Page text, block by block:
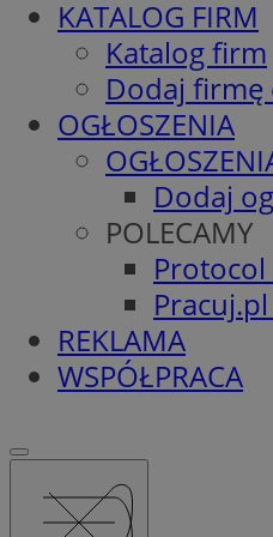
KATALOG FIRM
Katalog firm
Dodaj
OGŁOSZENIA
Dodaj
POLECAMY
Protocol
REKLAMA
WSPÓŁPRACA